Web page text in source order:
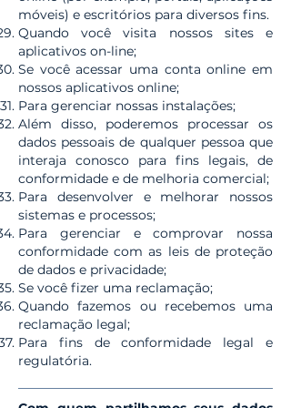
móveis) e escritórios para diversos fins.
Quando você visita nossos sites e
aplicativos on-line;
Se você acessar uma conta online em
nossos aplicativos online;
Para gerenciar nossas instalações;
Além disso, poderemos processar os
dados pessoais de qualquer pessoa que
interaja conosco para fins legais, de
conformidade e de melhoria comercial;
Para desenvolver e melhorar nossos
sistemas e processos;
Para gerenciar e comprovar nossa
conformidade com as leis de proteção
de dados e privacidade;
Se você fizer uma reclamação;
Quando fazemos ou recebemos uma
reclamação legal;
Para fins de conformidade legal e
regulatória.